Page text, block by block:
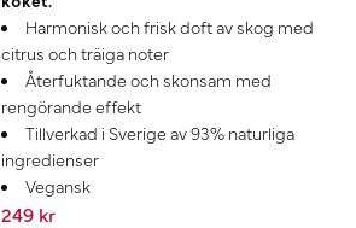
Harmonisk och frisk doft av skog med
citrus och träiga noter
Återfuktande och skonsam med
rengörande effekt
Tillverkad i Sverige av 93% naturliga
ingredienser
Vegansk
249 kr